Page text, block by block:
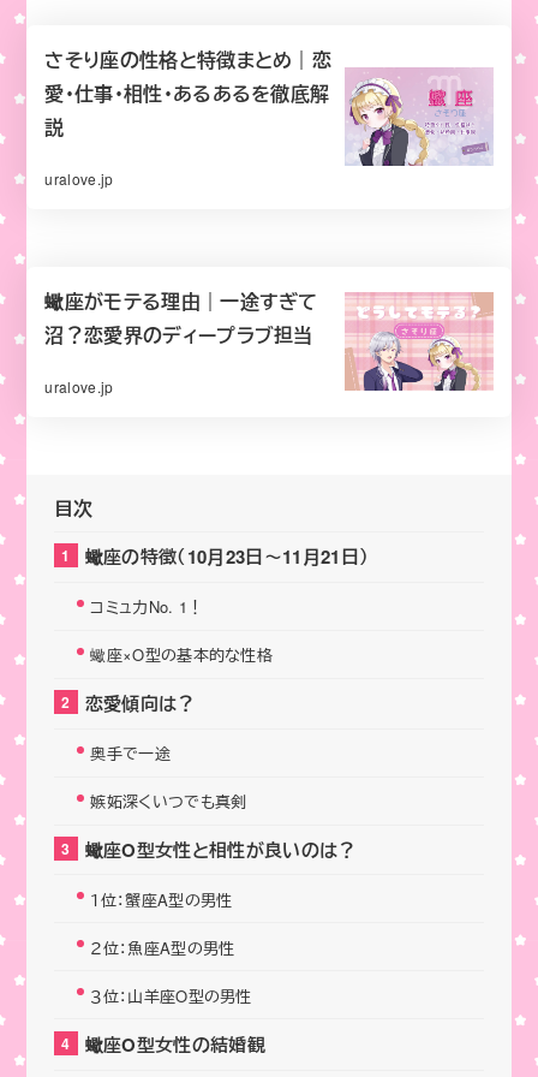
さそり座の性格と特徴まとめ｜恋
愛・仕事・相性・あるあるを徹底解
説
uralove.jp
蠍座がモテる理由｜一途すぎて
沼？恋愛界のディープラブ担当
uralove.jp
目次
蠍座の特徴（10月23日～11月21日）
コミュ力No. 1！
蠍座×O型の基本的な性格
恋愛傾向は？
奥手で一途
嫉妬深くいつでも真剣
蠍座O型女性と相性が良いのは？
１位：蟹座A型の男性
２位：魚座A型の男性
３位：山羊座O型の男性
蠍座O型女性の結婚観